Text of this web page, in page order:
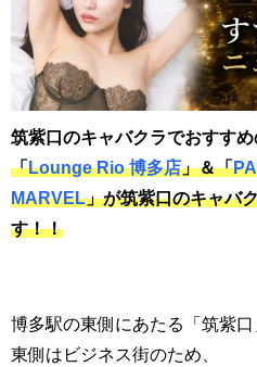
筑紫口のキャバクラでおすすめ
「Lounge Rio 博多店」＆「
MARVEL」が筑紫口のキャバ
す！！
博多駅の東側にあたる「筑紫口
東側はビジネス街のため、